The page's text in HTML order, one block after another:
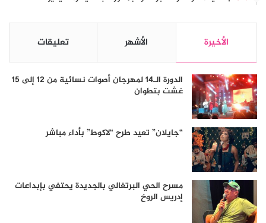
الأخيرة الأشهر تعليقات
الدورة الـ14 لمهرجان أصوات نسائية من 12 إلى 15
غشت بتطوان
“جايلان” تعيد طرح “لاكوط” بأداء مباشر
مسرح الحي البرتغالي بالجديدة يحتفي بإبداعات
إدريس الروخ